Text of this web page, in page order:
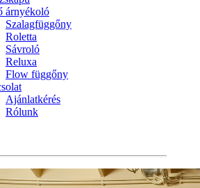
árnyékoló
Szalagfüggőny
Roletta
Sávroló
Reluxa
Flow függőny
Ajánlatkérés
Rólunk